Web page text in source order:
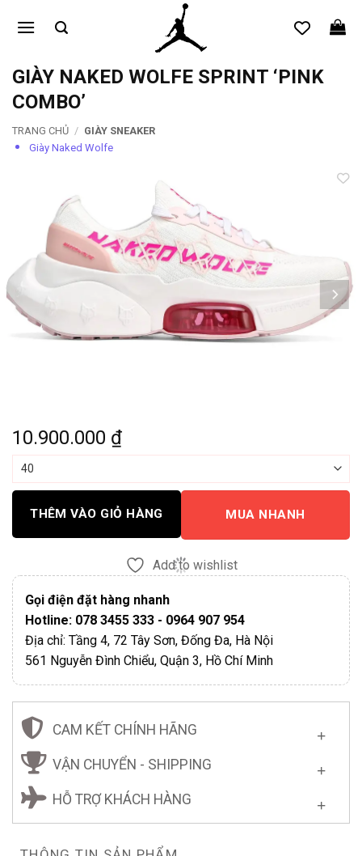
qua
dungGIÀY NAKED WOLFE SPRINT ‘PINK
COMBO’
TRANG CHỦ / GIÀY SNEAKER
Giày Naked Wolfe
10.900.000 ₫
THÊM VÀO GIỎ HÀNG MUA NHANH
Add to wishlist
Gọi điện đặt hàng nhanh
Hotline: 078 3455 333 - 0964 907 954
Địa chỉ: Tầng 4, 72 Tây Sơn, Đống Đa, Hà Nội
561 Nguyễn Đình Chiểu, Quận 3, Hồ Chí Minh
CAM KẾT CHÍNH HÃNG
VẬN CHUYỂN - SHIPPING
HỖ TRỢ KHÁCH HÀNG